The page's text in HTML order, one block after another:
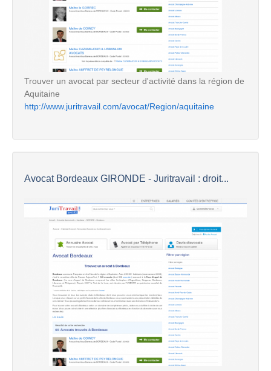
Trouver un avocat par secteur d'activité dans la région de
Aquitaine
http://www.juritravail.com/avocat/Region/aquitaine
Avocat Bordeaux GIRONDE - Juritravail : droit...